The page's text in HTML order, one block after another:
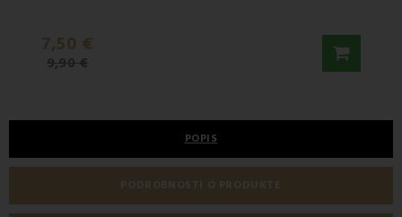
7,50 €
9,90 €
POPIS
PODROBNOSTI O PRODUKTE